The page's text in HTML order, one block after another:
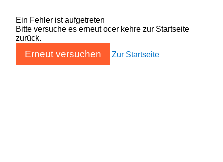
Ein Fehler ist aufgetreten
Bitte versuche es erneut oder kehre zur Startseite
zurück.
Erneut versuchen Zur Startseite